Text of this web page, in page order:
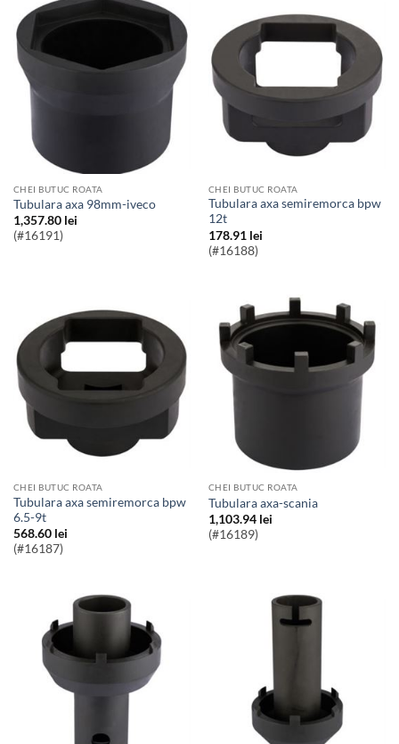
CHEI BUTUC ROATA
Tubulara axa 98mm-iveco
1,357.80 lei
(#16191)
CHEI BUTUC ROATA
Tubulara axa semiremorca bpw
12t
178.91 lei
(#16188)
CHEI BUTUC ROATA
Tubulara axa semiremorca bpw
6.5-9t
568.60 lei
(#16187)
CHEI BUTUC ROATA
Tubulara axa-scania
1,103.94 lei
(#16189)